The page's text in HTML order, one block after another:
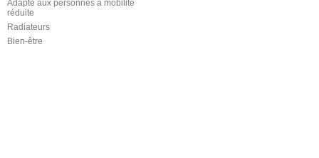
Adapté aux personnes à mobilité
réduite
Radiateurs
Bien-être